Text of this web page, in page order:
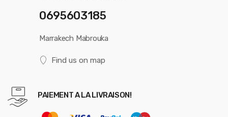
0695603185
Marrakech Mabrouka
Find us on map
PAIEMENT A LA LIVRAISON!